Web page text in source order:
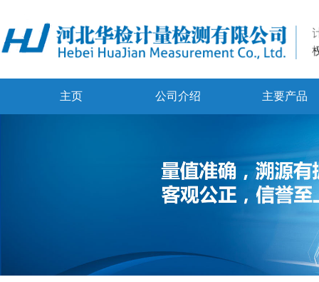
主页 公司介绍 主要产品